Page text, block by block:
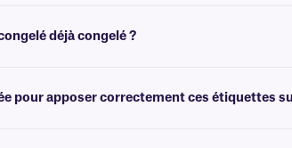
déjà congelé ?
pour apposer correctement ces étiquettes